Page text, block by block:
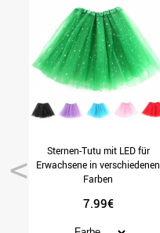
Sternen-Tutu mit LED für
Erwachsene in verschiedenen
Farben
7.99€